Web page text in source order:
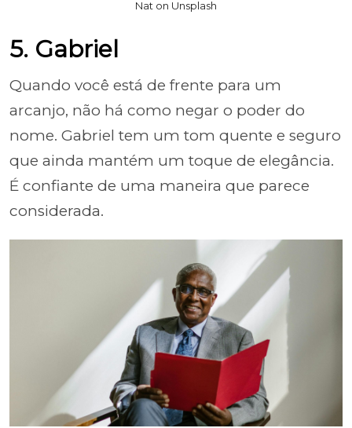
Nat on Unsplash
5. Gabriel
Quando você está de frente para um
arcanjo, não há como negar o poder do
nome. Gabriel tem um tom quente e seguro
que ainda mantém um toque de elegância.
É confiante de uma maneira que parece
considerada.